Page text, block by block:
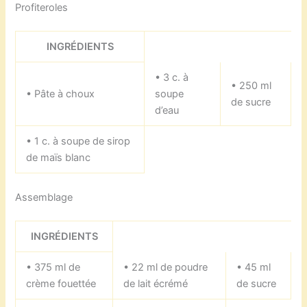
Profiteroles
INGRÉDIENTS
• Pâte à choux
• 3 c. à
soupe
d’eau
• 250 ml
de sucre
• 1 c. à soupe de sirop
de maïs blanc
Assemblage
INGRÉDIENTS
• 375 ml de
crème fouettée
• 22 ml de poudre
de lait écrémé
• 45 ml
de sucre